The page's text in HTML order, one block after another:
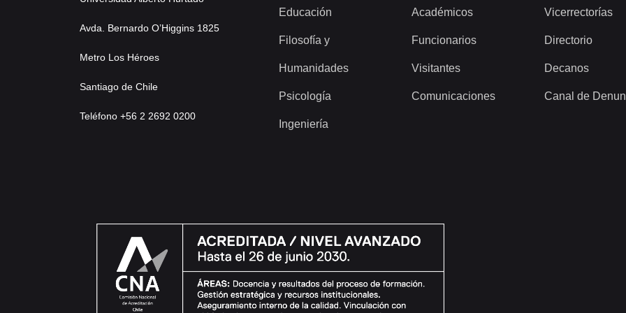
Avda. Bernardo O’Higgins 1825
Metro Los Héroes
Santiago de Chile
Teléfono +56 2 2692 0200
Educación
Filosofía y
Humanidades
Psicología
Ingeniería
Académicos
Funcionarios
Visitantes
Comunicaciones
Vicerrectorías
Directorio
Decanos
Canal de